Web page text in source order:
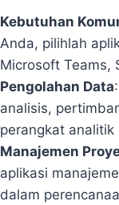
Kebutuhan
Anda, pilihlah
Microsoft Teams,
Pengolahan Data
analisis,
perangkat
Manajemen
aplikasi
dalam